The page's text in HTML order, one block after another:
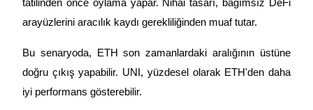
tatilinden önce oylama yapar. Nihai tasarı, bağımsız DeFi
arayüzlerini aracılık kaydı gerekliliğinden muaf tutar.
Bu senaryoda, ETH son zamanlardaki aralığının üstüne
doğru çıkış yapabilir. UNI, yüzdesel olarak ETH'den daha
iyi performans gösterebilir.